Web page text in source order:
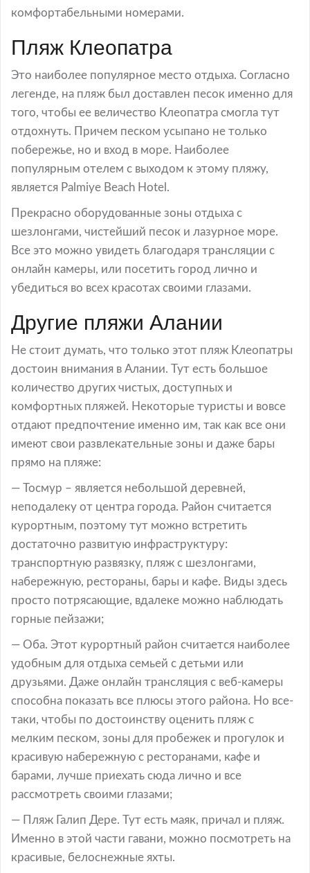
комфортабельными номерами.
Пляж Клеопатра
Это наиболее популярное место отдыха. Согласно
легенде, на пляж был доставлен песок именно для
того, чтобы ее величество Клеопатра смогла тут
отдохнуть. Причем песком усыпано не только
побережье, но и вход в море. Наиболее
популярным отелем с выходом к этому пляжу,
является Palmiye Beach Hotel.
Прекрасно оборудованные зоны отдыха с
шезлонгами, чистейший песок и лазурное море.
Все это можно увидеть благодаря трансляции с
онлайн камеры, или посетить город лично и
убедиться во всех красотах своими глазами.
Другие пляжи Алании
Не стоит думать, что только этот пляж Клеопатры
достоин внимания в Алании. Тут есть большое
количество других чистых, доступных и
комфортных пляжей. Некоторые туристы и вовсе
отдают предпочтение именно им, так как все они
имеют свои развлекательные зоны и даже бары
прямо на пляже:
— Тосмур – является небольшой деревней,
неподалеку от центра города. Район считается
курортным, поэтому тут можно встретить
достаточно развитую инфраструктуру:
транспортную развязку, пляж с шезлонгами,
набережную, рестораны, бары и кафе. Виды здесь
просто потрясающие, вдалеке можно наблюдать
горные пейзажи;
— Оба. Этот курортный район считается наиболее
удобным для отдыха семьей с детьми или
друзьями. Даже онлайн трансляция с веб-камеры
способна показать все плюсы этого района. Но все-
таки, чтобы по достоинству оценить пляж с
мелким песком, зоны для пробежек и прогулок и
красивую набережную с ресторанами, кафе и
барами, лучше приехать сюда лично и все
рассмотреть своими глазами;
— Пляж Галип Дере. Тут есть маяк, причал и пляж.
Именно в этой части гавани, можно посмотреть на
красивые, белоснежные яхты.